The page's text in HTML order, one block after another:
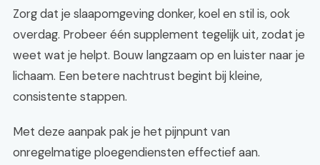
Zorg dat je slaapomgeving donker, koel en stil is, ook
overdag. Probeer één supplement tegelijk uit, zodat je
weet wat je helpt. Bouw langzaam op en luister naar je
lichaam. Een betere nachtrust begint bij kleine,
consistente stappen.
Met deze aanpak pak je het pijnpunt van
onregelmatige ploegendiensten effectief aan.